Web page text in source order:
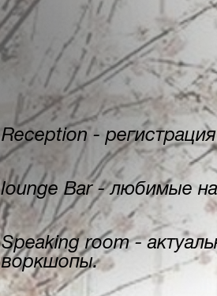
Reception -
lounge Bar - любимые
Speaking room -
воркшопы.